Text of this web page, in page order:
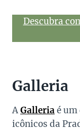
Descubra
Galleria
AGalleriaé um
icônicos da